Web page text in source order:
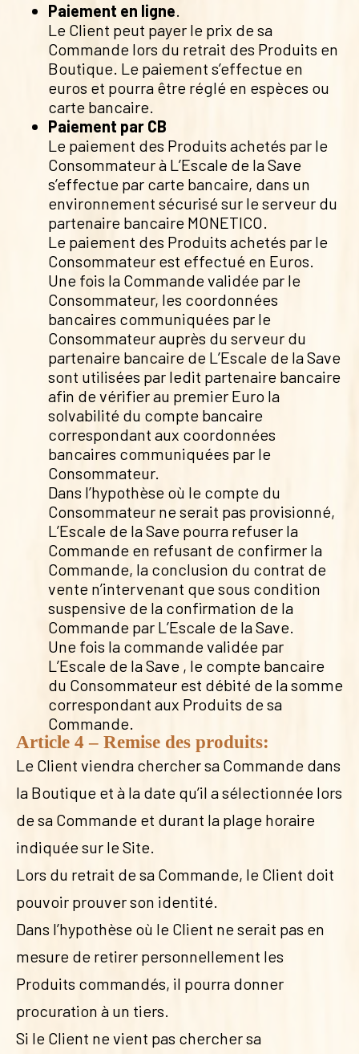
Paiement en ligne.
Le Client peut payer le prix de sa
Commande lors du retrait des Produits en
Boutique. Le paiement s’effectue en
euros et pourra être réglé en espèces ou
carte bancaire.
Paiement par CB
Le paiement des Produits achetés par le
Consommateur à L’Escale de la Save
s’effectue par carte bancaire, dans un
environnement sécurisé sur le serveur du
partenaire bancaire MONETICO.
Le paiement des Produits achetés par le
Consommateur est effectué en Euros.
Une fois la Commande validée par le
Consommateur, les coordonnées
bancaires communiquées par le
Consommateur auprès du serveur du
partenaire bancaire de L’Escale de la Save
sont utilisées par ledit partenaire bancaire
afin de vérifier au premier Euro la
solvabilité du compte bancaire
correspondant aux coordonnées
bancaires communiquées par le
Consommateur.
Dans l’hypothèse où le compte du
Consommateur ne serait pas provisionné,
L’Escale de la Save pourra refuser la
Commande en refusant de confirmer la
Commande, la conclusion du contrat de
vente n’intervenant que sous condition
suspensive de la confirmation de la
Commande par L’Escale de la Save.
Une fois la commande validée par
L’Escale de la Save , le compte bancaire
du Consommateur est débité de la somme
correspondant aux Produits de sa
Commande.
Article 4 – Remise des produits:
Le Client viendra chercher sa Commande dans
la Boutique et à la date qu’il a sélectionnée lors
de sa Commande et durant la plage horaire
indiquée sur le Site.
Lors du retrait de sa Commande, le Client doit
pouvoir prouver son identité.
Dans l’hypothèse où le Client ne serait pas en
mesure de retirer personnellement les
Produits commandés, il pourra donner
procuration à un tiers.
Si le Client ne vient pas chercher sa